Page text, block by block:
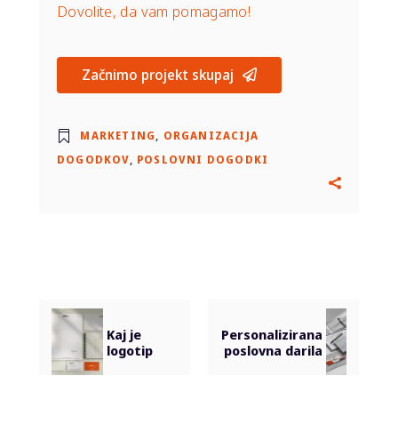
Dovolite, da vam pomagamo!
Začnimo projekt skupaj
MARKETING, ORGANIZACIJA
DOGODKOV, POSLOVNI DOGODKI
Kaj je
logotip
Personalizirana
poslovna darila